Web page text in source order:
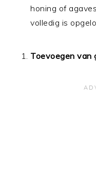
honing of
volledig is
Toevoegen van